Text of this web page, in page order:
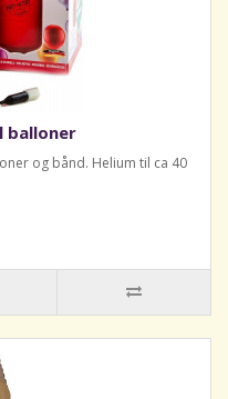
balloner
og bånd. Helium til ca 40